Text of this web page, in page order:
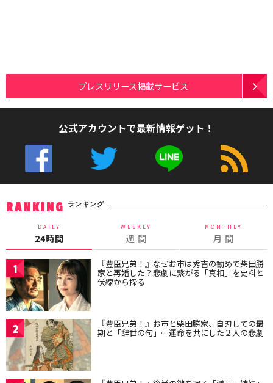
プレスリリース掲載サービス
公式アカウントで最新情報ゲット！
RANKING ランキング
DAILY
24時間
WEEKLY
週 間
MONTHLY
月 間
1 『豊臣兄弟！』なぜお市は秀吉の勧めで柴田勝
家と再婚した？悲劇に繋がる「真相」を史料と
伏線から探る
2 『豊臣兄弟！』お市と柴田勝家、自刃しての最
期と「辞世の句」…運命を共にした２人の悲劇